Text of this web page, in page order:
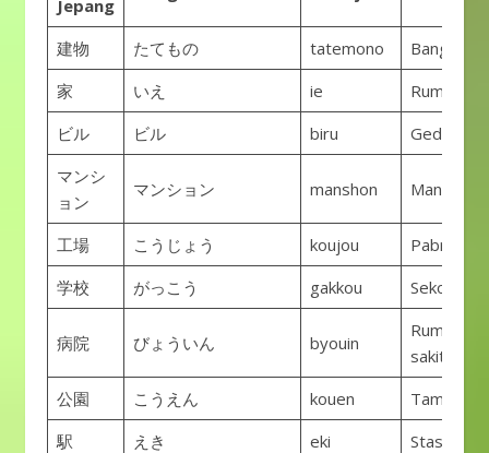
Jepang
建物 たてもの tatemono
Bangunan
家
いえ ie
Rumah
ビル
ビル biru
Gedung
マンシ
ョン
マンション manshon Mansion
工場 こうじょう koujou
Pabrik
学校
がっこう gakkou Sekolah
病院 びょういん byouin
Rumah
sakit
公園
こうえん kouen
Taman
駅
えき eki
Stasiun